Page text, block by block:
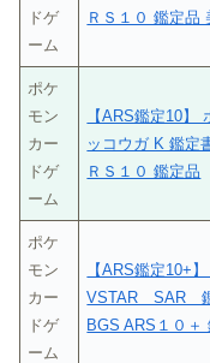
ドゲ
ーム
ＲＳ１０ 鑑定品
ポケ
モン
カー
ドゲ
ーム
【ARS鑑定10】
ッコウガ K 鑑定
ＲＳ１０ 鑑定品
ポケ
モン
カー
ドゲ
ーム
【ARS鑑定10+
VSTAR SAR
BGS ARS１０＋